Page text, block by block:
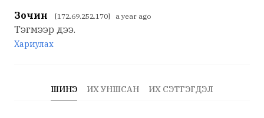
Зочин [172.69.252.170] a year ago
Тэгмээр дээ.
Хариулах
ШИНЭ ИХ УНШСАН ИХ СЭТГЭГДЭЛ